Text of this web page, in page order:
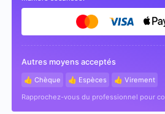
Autres moyens acceptés
👍 Chèque 👍 Espèces
👍 Virement
Rapprochez-vous du professionnel pour